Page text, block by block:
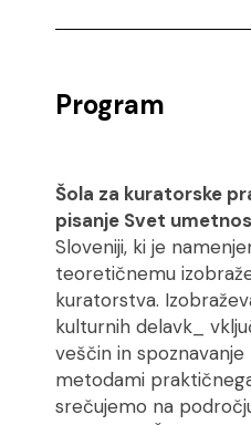
Program
Šola za kuratorske
pisanje Svet
Sloveniji, ki je
teoretičnemu
kuratorstva.
kulturnih delavk_
veščin in spoznavanje
metodami
srečujemo na